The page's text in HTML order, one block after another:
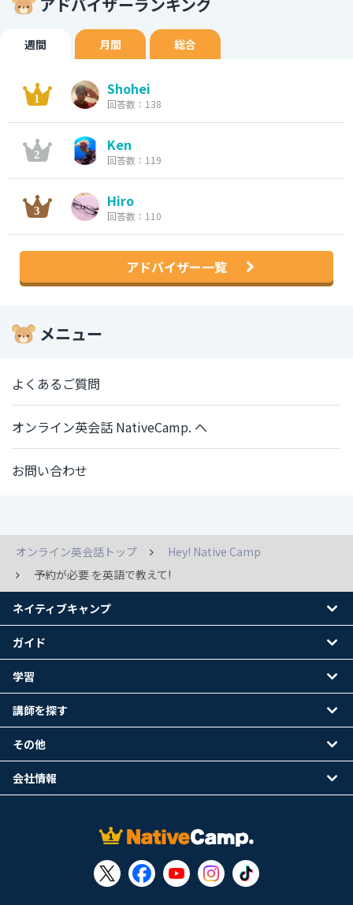
週間 月間 総合
Shohei
回答数：138
Ken
回答数：119
Hiro
回答数：110
アドバイザー一覧
メニュー
よくあるご質問
オンライン英会話 NativeCamp. へ
お問い合わせ
オンライン英会話トップ
Hey! Native Camp
予約が必要 を英語で教えて!
ネイティブキャンプ
ガイド
学習
講師を探す
その他
会社情報